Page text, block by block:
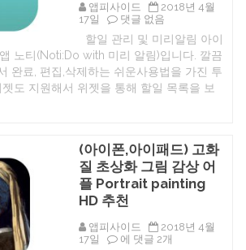
천)
에
번
호
추
천
아
이
폰
어
앱피사이드
2018년 4월
17일
iOS
늘
일
시
무
료
리
알
림
–
아
폰,
아
댓글 없음
할일 관리 및 미리알림 아이
노티(Noti:Do with 미리 알림)입니다. 깔끔
완료, 편집,삭제하는 쉬운사용법을 가진 투
도 지원해서 위젯을 통해 할일 목록을 보
(아이폰,아이패드) 고화
질 초상화 그림 감상 어
플 Portrait painting
HD 추천
앱피사이드
2018년 4월
17일
(아
에 댓글 2개